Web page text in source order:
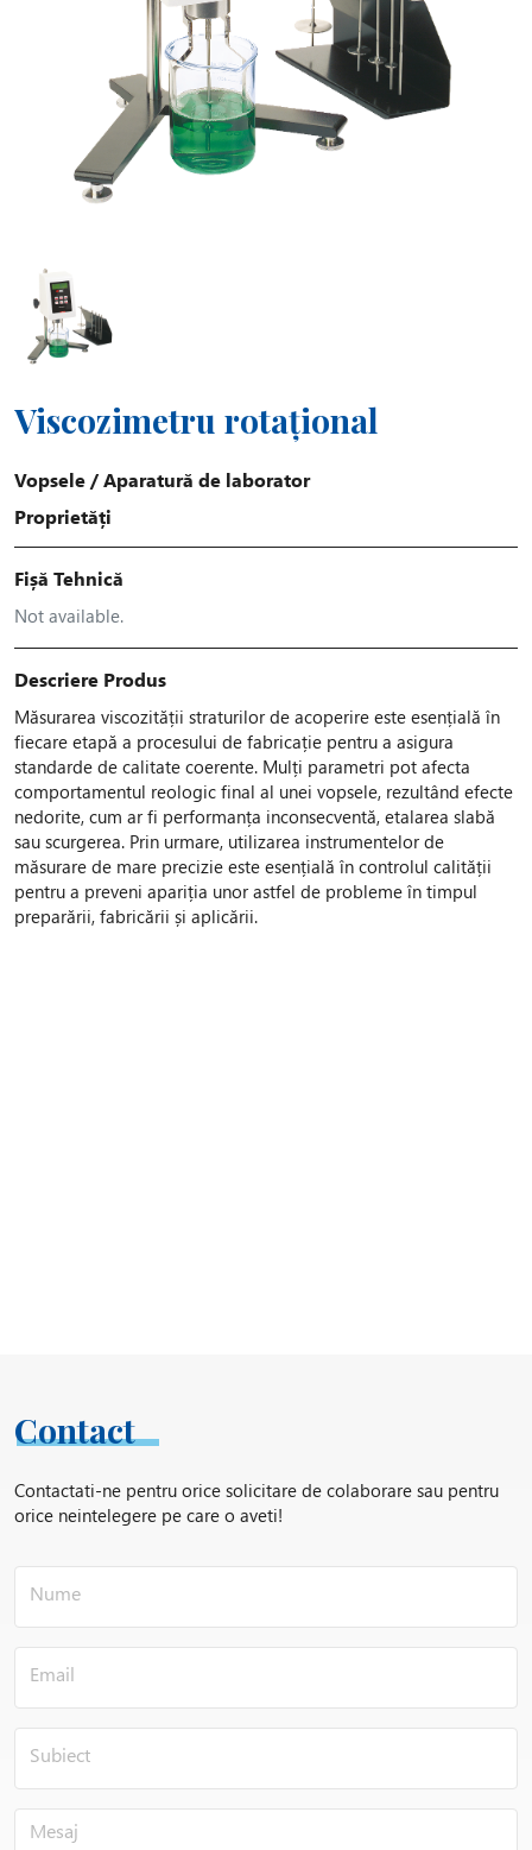
Viscozimetru rotațional
Vopsele /Aparatură de laborator
Proprietăți
Fișă Tehnică
Not available.
Descriere Produs
Măsurarea viscozității straturilor de acoperire este esențială în
fiecare etapă a procesului de fabricație pentru a asigura
standarde de calitate coerente. Mulți parametri pot afecta
comportamentul reologic final al unei vopsele, rezultând efecte
nedorite, cum ar fi performanța inconsecventă, etalarea slabă
sau scurgerea. Prin urmare, utilizarea instrumentelor de
măsurare de mare precizie este esențială în controlul calității
pentru a preveni apariția unor astfel de probleme în timpul
preparării, fabricării și aplicării.
Contact
Contactati-ne pentru orice solicitare de colaborare sau pentru
orice neintelegere pe care o aveti!